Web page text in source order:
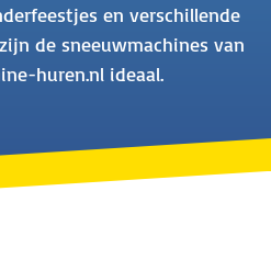
en verschillende
de sneeuwmachines van
huren.nl ideaal.